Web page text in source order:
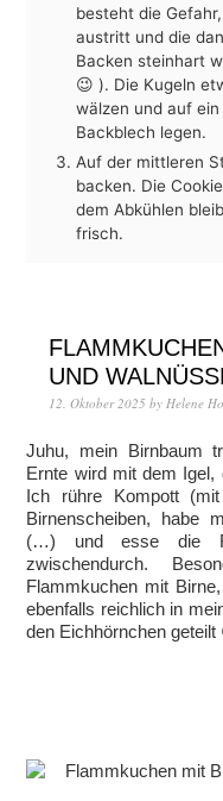
besteht die
austritt und die
Backen steinhart
😉 ). Die Kugeln
wälzen und auf
Backblech legen.
Auf der mittleren
backen. Die
dem Abkühlen
frisch.
UND
12. Oktober 2025 by Helene
Juhu, mein Birnbaum
Ernte wird mit dem Igel,
Ich rühre Kompott
Birnenscheiben, habe
(…) und esse die
zwischendurch.
Flammkuchen mit
ebenfalls reichlich in
den Eichhörnchen geteilt